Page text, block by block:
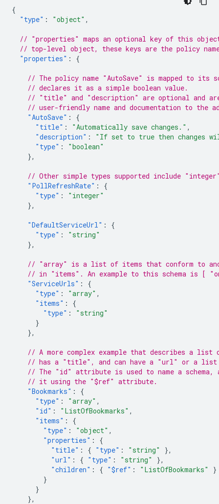
{
"type" : "object" ,
// "properties" maps an optional key of this
// top-level object, these keys are the policy
"properties" : {
// The policy name "AutoSave" is mapped to its
// declares it as a simple boolean value.
// "title" and "description" are optional and are
// user-friendly name and documentation to the
"AutoSave" :
{
"title" : "Automatically save changes." ,
"description" :
"If set to true then changes
"type" :
"boolean"
},
// Other simple types supported include
"PollRefreshRate" :
{
"type" :
"integer"
},
"DefaultServiceUrl" :
{
"type" :
"string"
},
// "array" is a list of items that conform to
// in "items". An example to this schema is [
"ServiceUrls" :
{
"type" : "array" ,
"items" :
{
"type" :
"string"
}
},
// A more complex example that describes a list
// has a "title", and can have a "url" or a list
// The "id" attribute is used to name a schema,
// it using the "$ref" attribute.
"Bookmarks" :
{
"type" : "array" ,
"id" : "ListOfBookmarks" ,
"items" :
{
"type" : "object" ,
"properties" :
{
"title" : { "type" : "string"
},
"url" : { "type" : "string"
},
"children" : { "$ref" : "ListOfBookmarks"
}
}
}
},